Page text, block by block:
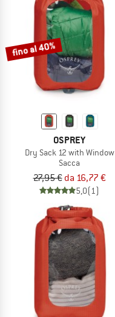
fino al 40%
OSPREY
Dry Sack 12 with Window
Sacca
27,95 € da 16,77 €
5,0(1)